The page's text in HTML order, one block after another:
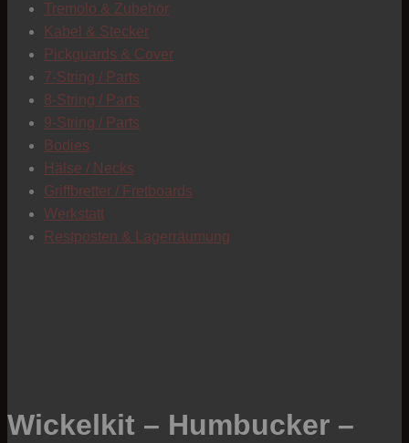
Tremolo & Zubehör
Kabel & Stecker
Pickguards & Cover
7-String / Parts
8-String / Parts
9-String / Parts
Bodies
Hälse / Necks
Griffbretter / Fretboards
Werkstatt
Restposten & Lagerräumung
Wickelkit – Humbucker –